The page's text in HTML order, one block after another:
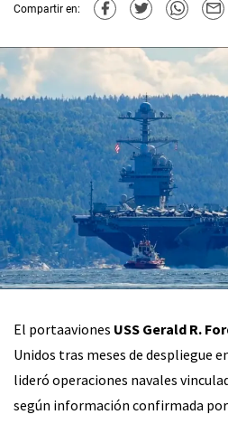
Compartir en:
El portaaviones USS Gerald R.
Unidos tras meses de despliegue
lideró operaciones navales
según información confirmada por